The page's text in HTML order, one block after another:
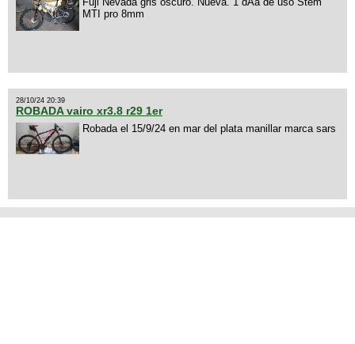
MTI pro 8mm
28/10/24 20:39
ROBADA vairo xr3.8 r29 1er
Robada el 15/9/24 en mar del plata manillar marca sars